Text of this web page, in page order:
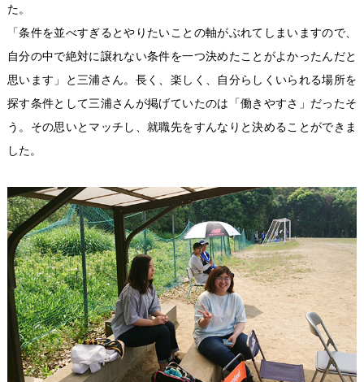
た。
「条件を並べすぎるとやりたいことの軸がぶれてしまいますので、
自分の中で絶対に譲れない条件を一つ決めたことがよかったんだと
思います」と三浦さん。長く、楽しく、自分らしくいられる場所を
探す条件として三浦さんが掲げていたのは「働きやすさ」だったそ
う。その思いとマッチし、就職先をすんなりと決めることができま
した。